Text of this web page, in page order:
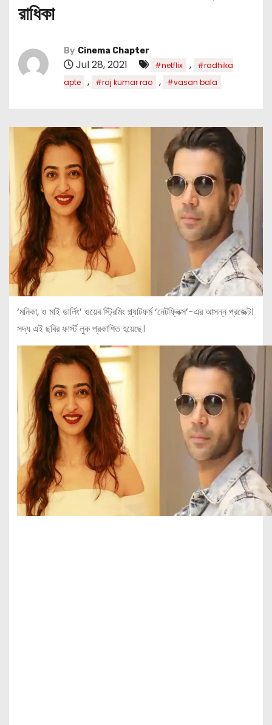
রাধিকা
By Cinema Chapter
Jul 28, 2021 #netflix ,
#radhika
apte
, #raj kumar rao , #vasan bala
‘মনিকা, ও মাই ডার্লিং’ ওয়েব স্ট্রিমিং প্ল্যাটফর্ম ‘নেটফ্লিক্স’-এর আসন্ন প্রজেক্ট।
সদ্য এই ছবির ফার্স্ট লুক প্রকাশিত হয়েছে।